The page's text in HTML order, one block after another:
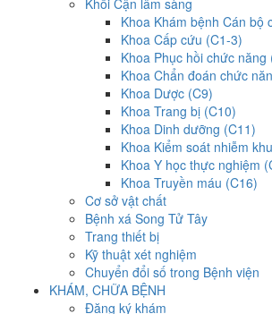
Khối Cận lâm sàng
Khoa Khám bệnh Cán bộ
Khoa Cấp cứu (C1-3)
Khoa Phục hồi chức năng
Khoa Chẩn đoán chức
Khoa Dược (C9)
Khoa Trang bị (C10)
Khoa Dinh dưỡng (C11)
Khoa Kiểm soát nhiễm
Khoa Y học thực nghiệm
Khoa Truyền máu (C16)
Cơ sở vật chất
Bệnh xá Song Tử Tây
Trang thiết bị
Kỹ thuật xét nghiệm
Chuyển đổi số trong Bệnh viện
KHÁM, CHỮA BỆNH
Đăng ký khám